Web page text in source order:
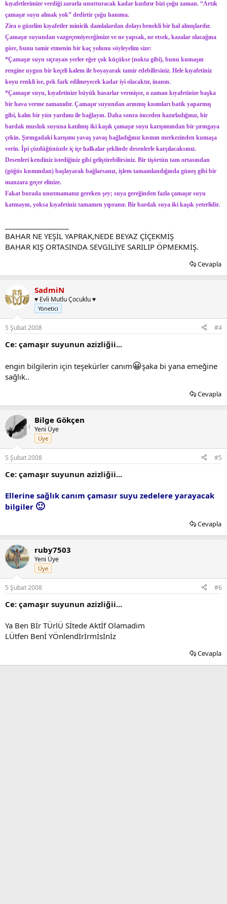
kıyafetlerimize verdiği zararla unutturacak kadar kızdırır bizi çoğu zaman. “Artık
çamaşır suyu almak yok” dedirtir çoğu hanıma.
Zira o güzelim kıyafetler minicik damlalardan dolayı benekli bir hal almışlardır.
Çamaşır suyundan vazgeçemiyeceğimize ve ne yapsak, ne etsek, kazalar olacağına
göre, bunu tamir etmenin bir kaç yolunu söyleyelim size:
*Çamaşır suyu sıçrayan yerler eğer çok küçükse (nokta gibi), bunu kumaşın
rengine uygun bir keçeli kalem ile boyayarak tamir edebilirsiniz. Hele kıyafetiniz
koyu renkli ise, pek fark edilmeyecek kadar iyi olacaktır, inanın.
*Çamaşır suyu, kıyafetinize büyük hasarlar vermişse, o zaman kıyafetinize başka
bir hava verme zamanıdır. Çamaşır suyundan arınmış kısımları batik yaparmış
gibi, kalın bir yün yardımı ile bağlayın. Daha sonra önceden hazırladığınız, bir
bardak musluk suyuna katılmış iki kaşık çamaşır suyu karışımından bir şırıngaya
çekin. Şırıngadaki karışımı yavaş yavaş bağladığınız kısmın merkezinden kumaşa
verin. İpi çözdüğünüzde iç içe halkalar şeklinde desenlerle karşılacaksınız.
Desenleri kendiniz istediğiniz gibi geliştirebilirsiniz. Bir tişörtün tam ortasından
(göğüs kısmından) başlayarak bağlarsanız, işlem tamamlandığında güneş gibi bir
manzara geçer elinize.
Fakat burada unutmamanız gereken şey; suya gereğinden fazla çamaşır suyu
katmayın, yoksa kıyafetiniz tamamen yıpranır. Bir bardak suya iki kaşık yeterlidir.
BAHAR NE YEŞİL YAPRAK,NEDE BEYAZ ÇİÇEKMİŞ
BAHAR KIŞ ORTASINDA SEVGİLİYE SARILIP ÖPMEKMİŞ.
Cevapla
SadmiN
♥ Evli Mutlu Çocuklu ♥
Yönetici
5 Şubat 2008 #4
Ce: çamaşır suyunun azizliğii...
engin bilgilerin için teşekürler canım😀şaka bi yana emeğine
sağlık..
Cevapla
Bilge Gökçen
Yeni Üye
Üye
5 Şubat 2008 #5
Ce: çamaşır suyunun azizliğii...
Ellerine sağlık canım çamasır suyu zedelere yarayacak
bilgiler 🙂
Cevapla
ruby7503
Yeni Üye
Üye
5 Şubat 2008 #6
Ce: çamaşır suyunun azizliğii...
Ya Ben Bİr TÜrlÜ Sİtede Aktİf Olamadim
LÜtfen Benİ YÖnlendİrİrmİsİnİz
Cevapla